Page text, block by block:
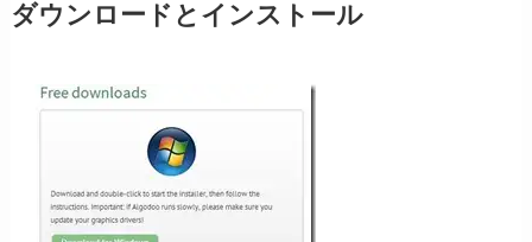
ダウンロードとインストール